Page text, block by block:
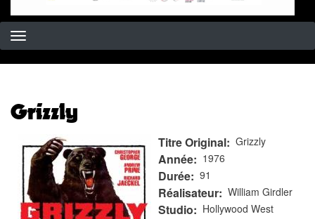
Grizzly
Titre Original Grizzly
Année 1976
Durée 91
Réalisateur William Girdler
Studio
Hollywood West